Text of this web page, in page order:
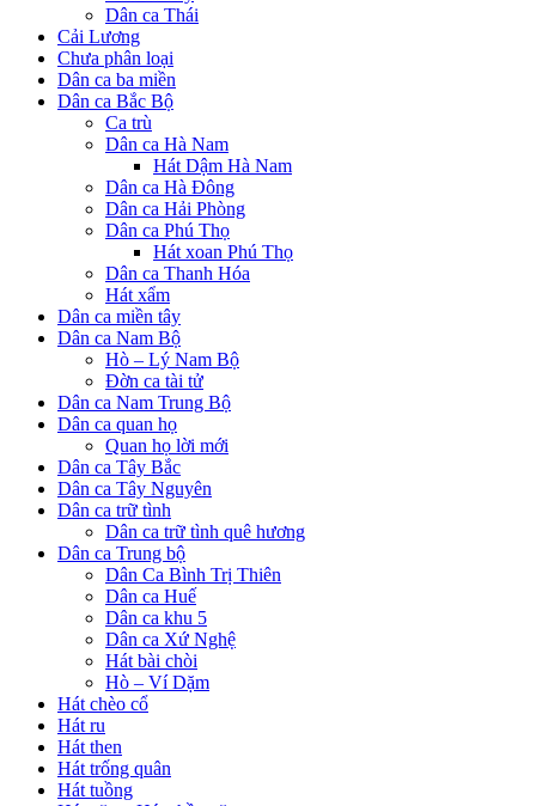
Dân ca Thái
Cải Lương
Chưa phân loại
Dân ca ba miền
Dân ca Bắc Bộ
Ca trù
Dân ca Hà Nam
Hát Dậm Hà Nam
Dân ca Hà Đông
Dân ca Hải Phòng
Dân ca Phú Thọ
Hát xoan Phú Thọ
Dân ca Thanh Hóa
Hát xẩm
Dân ca miền tây
Dân ca Nam Bộ
Hò – Lý Nam Bộ
Đờn ca tài tử
Dân ca Nam Trung Bộ
Dân ca quan họ
Quan họ lời mới
Dân ca Tây Bắc
Dân ca Tây Nguyên
Dân ca trữ tình
Dân ca trữ tình quê hương
Dân ca Trung bộ
Dân Ca Bình Trị Thiên
Dân ca Huế
Dân ca khu 5
Dân ca Xứ Nghệ
Hát bài chòi
Hò – Ví Dặm
Hát chèo cổ
Hát ru
Hát then
Hát trống quân
Hát tuồng